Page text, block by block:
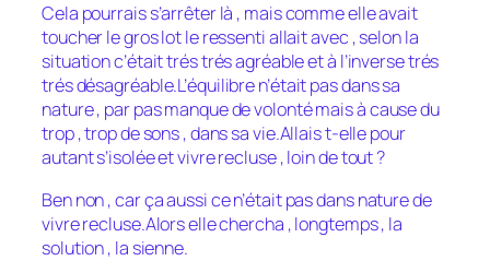
Cela pourrais s’arrêter là , mais comme elle avait
toucher le gros lot le ressenti allait avec , selon la
situation c’était trés trés agréable et à l’inverse trés
trés désagréable.L’équilibre n’était pas dans sa
nature , par pas manque de volonté mais à cause du
trop , trop de sons , dans sa vie.Allais t-elle pour
autant s’isolée et vivre recluse , loin de tout ?
Ben non , car ça aussi ce n’était pas dans nature de
vivre recluse.Alors elle chercha , longtemps , la
solution , la sienne.